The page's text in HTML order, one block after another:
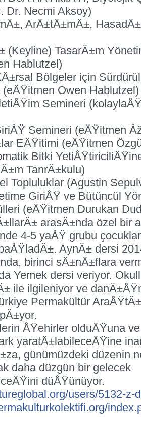
Dr. Necmi Aksoy)
ArÄ±tÄ±mÄ±,
(Keyline) TasarÄ±m
Hablutzel)
Bölgeler için
Owen Hablutzel)
Semineri
Semineri (eÄŸitmen
EÄŸitimi (eÄŸitmen
Bitki
TanrÄ±kulu)
Topluluklar (Agustin
GiriÅŸ ve Bütüncül
(eÄŸitmen Durukan
arasÄ±nda özel bir
4-5 yaÅŸ grubu
AynÄ± dersi
birinci sÄ±nÄ±flara
Yemek dersi veriyor.
ile ilgileniyor ve
Permakültür
ÅŸehirler olduÄŸuna
yaratÄ±labileceÄŸine
günümüzdeki düzenin
daha düzgün bir gelecek
düÅŸünüyor.
users/5132-z-
i.org/